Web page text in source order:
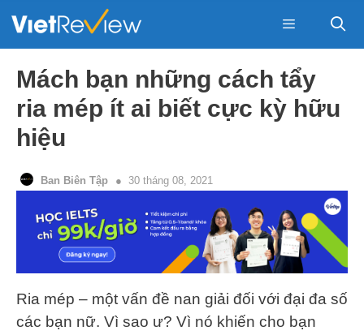
Menu
Mách bạn những cách tẩy
ria mép ít ai biết cực kỳ hữu
hiệu
Ban Biên Tập 30 tháng 08, 2021
Ria mép – một vấn đề nan giải đối với đại đa số
các bạn nữ. Vì sao ư? Vì nó khiến cho bạn